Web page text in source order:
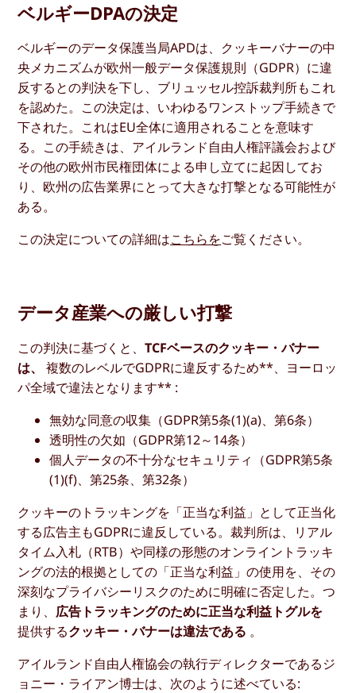
ベルギーDPAの決定
ベルギーのデータ保護当局APDは、クッキーバナーの中
央メカニズムが欧州一般データ保護規則（GDPR）に違
反するとの判決を下し、ブリュッセル控訴裁判所もこれ
を認めた。この決定は、いわゆるワンストップ手続きで
下された。これはEU全体に適用されることを意味す
る。この手続きは、アイルランド自由人権評議会および
その他の欧州市民権団体による申し立てに起因してお
り、欧州の広告業界にとって大きな打撃となる可能性が
ある。
この決定についての詳細はこちらをご覧ください。
データ産業への厳しい打撃
この判決に基づくと、TCFベースのクッキー・バナー
は、
複数のレベルでGDPRに違反するため**、ヨーロッ
パ全域で違法となります** :
無効な同意の収集（GDPR第5条(1)(a)、第6条）
透明性の欠如（GDPR第12～14条）
個人データの不十分なセキュリティ（GDPR第5条
(1)(f)、第25条、第32条）
クッキーのトラッキングを「正当な利益」として正当化
する広告主もGDPRに違反している。裁判所は、リアル
タイム入札（RTB）や同様の形態のオンライントラッキ
ングの法的根拠としての「正当な利益」の使用を、その
深刻なプライバシーリスクのために明確に否定した。つ
まり、 広告トラッキングのために正当な利益トグルを
提供するクッキー・バナーは違法である 。
アイルランド自由人権協会の執行ディレクターであるジ
ョニー・ライアン博士は、次のように述べている: